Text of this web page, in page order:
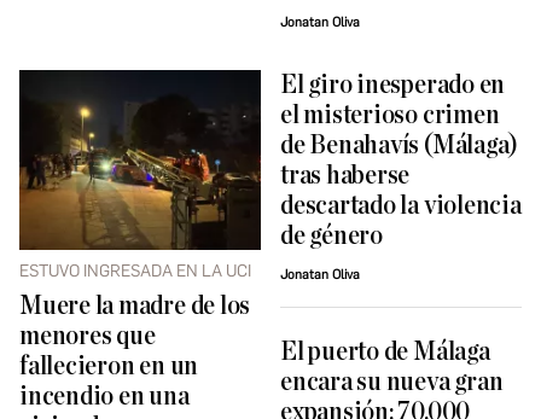
Jonatan Oliva
ESTUVO INGRESADA EN LA UCI
Muere la madre de los
menores que
fallecieron en un
incendio en una
El giro inesperado en
el misterioso crimen
de Benahavís (Málaga)
tras haberse
descartado la violencia
de género
Jonatan Oliva
El puerto de Málaga
encara su nueva gran
expansión: 70.000